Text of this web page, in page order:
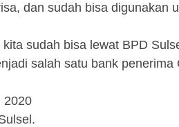
dan sudah bisa digunakan
sudah bisa lewat BPD
salah satu bank penerima
2020